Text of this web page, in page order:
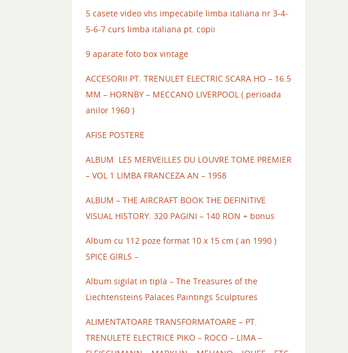
5 casete video vhs impecabile limba italiana nr 3-4-
5-6-7 curs limba italiana pt. copii
9 aparate foto box vintage
ACCESORII PT. TRENULET ELECTRIC SCARA HO – 16.5
MM – HORNBY – MECCANO LIVERPOOL ( perioada
anilor 1960 )
AFISE POSTERE
ALBUM LES MERVEILLES DU LOUVRE TOME PREMIER
– VOL 1 LIMBA FRANCEZA AN – 1958
ALBUM – THE AIRCRAFT BOOK THE DEFINITIVE
VISUAL HISTORY. 320 PAGINI – 140 RON + bonus
Album cu 112 poze format 10 x 15 cm ( an 1990 )
SPICE GIRLS –
Album sigilat in tipla – The Treasures of the
Liechtensteins Palaces Paintings Sculptures
ALIMENTATOARE TRANSFORMATOARE – PT.
TRENULETE ELECTRICE PIKO – ROCO – LIMA –